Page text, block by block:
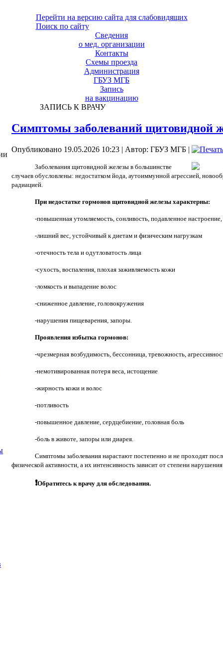
Перейти на версию сайта для слабовидящих
Поиск по сайту
Сведения
о мед. организации
Контакты
Схемы проезда
Администрация
ГБУЗ МГБ
Запись
на вакцинацию
ЗАПИСЬ К ВРАЧУ
Симптомы заболеваний щитовидной
Опубликовано 19.05.2026 10:23 | Автор: ГБУЗ МГБ |
Заболевания щитовидной железы в большинстве
случаев обусловлены: недостатком йода, аутоиммунной агрессией,
радиацией.
При недостатке гормонов щитовидной железы характерны:
-повышенная утомляемость, сонливость, подавленное
-лишний вес, устойчивый к диетам и физическим нагрузкам
-отечность тела и одутловатость лица
-сухость, воспаления, плохая заживляемость кожи
-ломкость и выпадение волос
-сниженное давление, головокружения
-нарушения пищеварения, запоры.
Проявления избытка гормонов:
-чрезмерная возбудимость, бессонница, тревожность,
-немотивированная потеря веса, истощение
-жирность кожи и волос
-потливость
-повышенное давление, сердцебиение, головная боль
-боль в животе, запоры или диарея.
Симптомы заболевания нарастают постепенно и не проходят
физической активности, а их интенсивность зависит от степени
❗Обратитесь к врачу для обследования.